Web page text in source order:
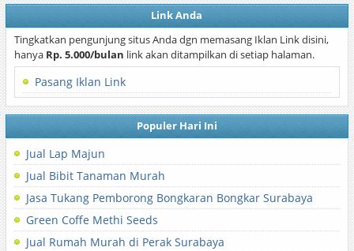
Link Anda
Tingkatkan pengunjung situs Anda dgn memasang Iklan Link disini,
hanya Rp. 5.000/bulan link akan ditampilkan di setiap halaman.
Pasang Iklan Link
Populer Hari Ini
Jual Lap Majun
Jual Bibit Tanaman Murah
Jasa Tukang Pemborong Bongkaran Bongkar Surabaya
Green Coffe Methi Seeds
Jual Rumah Murah di Perak Surabaya